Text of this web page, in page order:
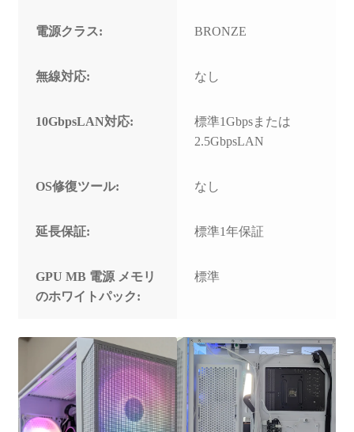
電源クラス: BRONZE
無線対応: なし
10GbpsLAN対応:
標準1Gbpsまたは
2.5GbpsLAN
OS修復ツール: なし
延長保証: 標準1年保証
GPU MB 電源 メモリ
のホワイトパック:
標準